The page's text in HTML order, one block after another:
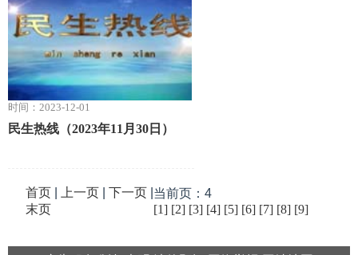
时间：2023-12-01
民生热线（2023年11月30日）
首页| 上一页| 下一页|
末页
当前页：4
[1] [2] [3] [4] [5] [6] [7] [8] [9]